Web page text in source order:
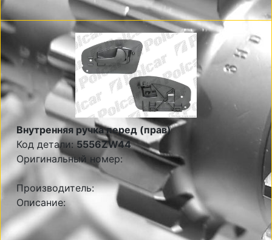
Внутренняя ручка перед (прав)
Код детали:5556ZW44
Оригинальный номер:
Производитель:
Описание: